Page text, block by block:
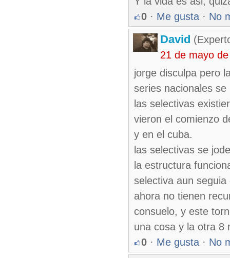
0 · Me gusta · No
David
21 de mayo
jorge disculpa pero
series nacionales
las selectivas
vieron el comienzo
y en el cuba.
las selectivas se
la estructura
selectiva aun
ahora no tienen
consuelo, y este
una cosa y la otra 8
0 · Me gusta · No